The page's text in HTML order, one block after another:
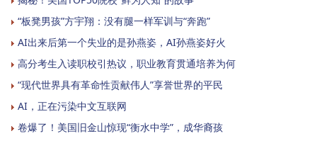
“板凳男孩”方宇翔：没有腿一样军训与“奔跑”
AI出来后第一个失业的是孙燕姿，AI孙燕姿好火
高分考生入读职校引热议，职业教育贯通培养为何
“现代世界具有革命性贡献伟人”享誉世界的平民
AI，正在污染中文互联网
卷爆了！美国旧金山惊现“衡水中学”，成华裔孩